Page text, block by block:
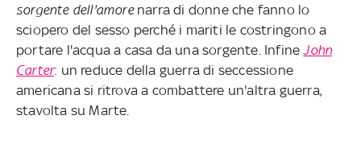
sorgente dell'amorenarra di donne che fanno lo
sciopero del sesso perché i mariti le costringono a
portare l'acqua a casa da una sorgente. InfineJohn
Carter: un reduce della guerra di seccessione
americana si ritrova a combattere un'altra guerra,
stavolta su Marte.